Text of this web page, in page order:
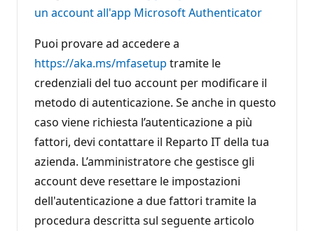
un account all'app Microsoft Authenticator
Puoi provare ad accedere a
https://aka.ms/mfasetup tramite le
credenziali del tuo account per modificare il
metodo di autenticazione. Se anche in questo
caso viene richiesta l’autenticazione a più
fattori, devi contattare il Reparto IT della tua
azienda. L’amministratore che gestisce gli
account deve resettare le impostazioni
dell'autenticazione a due fattori tramite la
procedura descritta sul seguente articolo